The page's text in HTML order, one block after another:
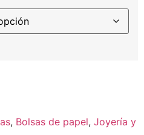
, Bolsas de papel, Joyería y